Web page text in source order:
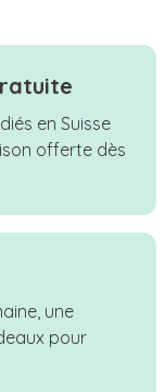
en Suisse
offerte dès
une
pour